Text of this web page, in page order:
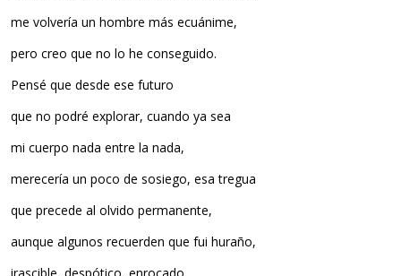
me volvería un hombre más ecuánime,
pero creo que no lo he conseguido.
Pensé que desde ese futuro
que no podré explorar, cuando ya sea
mi cuerpo nada entre la nada,
merecería un poco de sosiego, esa tregua
que precede al olvido permanente,
aunque algunos recuerden que fui huraño,